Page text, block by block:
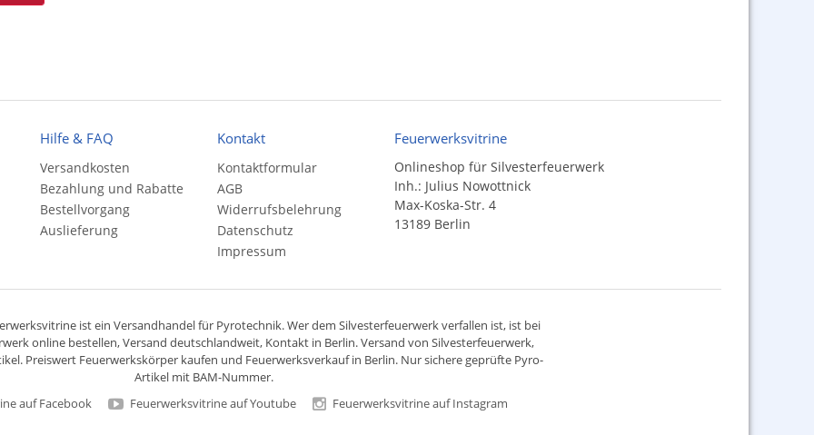
Hilfe & FAQ
Versandkosten
Bezahlung und Rabatte
Bestellvorgang
Auslieferung
Kontakt
Kontaktformular
AGB
Widerrufsbelehrung
Datenschutz
Impressum
Feuerwerksvitrine
Onlineshop für Silvesterfeuerwerk
Inh.: Julius Nowottnick
Max-Koska-Str. 4
13189 Berlin
ist ein Versandhandelfür Pyrotechnik. Wer dem Silvesterfeuerwerk verfallen ist, ist bei
online bestellen,Versand deutschlandweit, Kontakt in Berlin. Versand von Silvesterfeuerwerk,
Preiswert Feuerwerkskörperkaufen und Feuerwerksverkauf in Berlin. Nur sichere geprüfte Pyro-
Artikel mit BAM-Nummer.
auf Facebook
Feuerwerksvitrine auf Youtube Feuerwerksvitrine auf Instagram